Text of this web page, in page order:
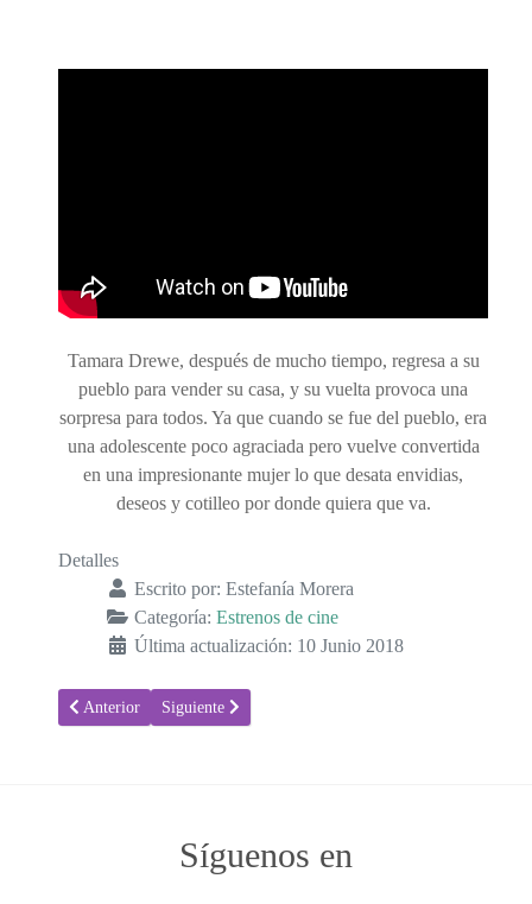
Tamara Drewe, después de mucho tiempo, regresa a su
pueblo para vender su casa, y su vuelta provoca una
sorpresa para todos. Ya que cuando se fue del pueblo, era
una adolescente poco agraciada pero vuelve convertida
en una impresionante mujer lo que desata envidias,
deseos y cotilleo por donde quiera que va.
Detalles
Escrito por: Estefanía Morera
Categoría: Estrenos de cine
Última actualización: 10 Junio 2018
Artículo anterior: Estreno de la película: Aita
Anterior Artículo siguiente: Estreno de la película: Nagore
Siguiente
Síguenos en